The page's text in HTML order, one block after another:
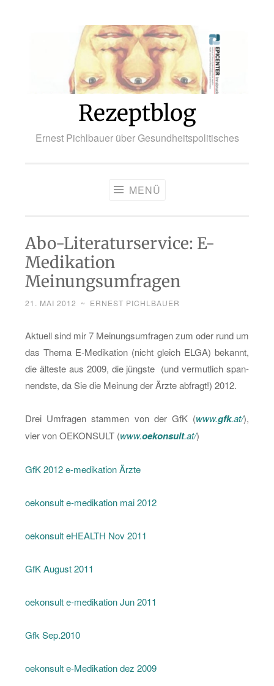
Rezeptblog
Ernest Pichlbauer über Gesundheitspolitisches
MENÜ
Abo-Literaturservice: E-
Medikation
Meinungsumfragen
21. MAI 2012 ~ ERNEST PICHLBAUER
Ak­tu­ell sind mir 7 Mei­nungs­um­fra­gen zum oder rund um
das Thema E-Me­di­ka­ti­on (nicht gleich ELGA) be­kannt,
die äl­tes­te aus 2009, die jüngs­te (und ver­mut­lich span­
nends­te, da Sie die Mei­nung der Ärzte ab­fragt!) 2012.
Drei Um­fra­gen stam­men von der GfK (www.gfk.at/),
vier von OEKON­SULT (www.oekon­sult.at/)
GfK 2012 e-me­di­ka­ti­on Ärzte
oekon­sult e-me­di­ka­ti­on mai 2012
oekon­sult eHE­ALTH Nov 2011
GfK Au­gust 2011
oekon­sult e-me­di­ka­ti­on Jun 2011
Gfk Sep.2010
oekon­sult e-Me­di­ka­ti­on dez 2009